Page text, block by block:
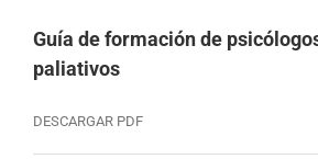
Guía de formación de
paliativos
DESCARGAR PDF